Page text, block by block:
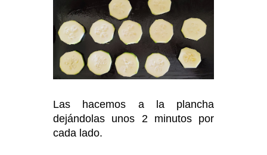
Las hacemos a la plancha
dejándolas unos 2 minutos por
cada lado.